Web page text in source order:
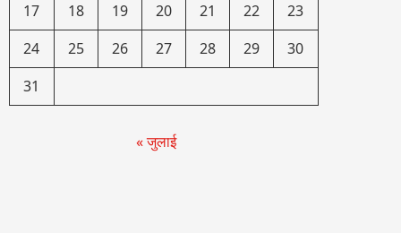
17
18 19 20 21 22
23
24
25 26 27 28 29
30
31
« जुलाई